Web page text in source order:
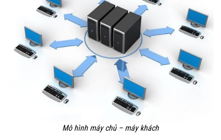
Mô hình máy chủ – máy khách